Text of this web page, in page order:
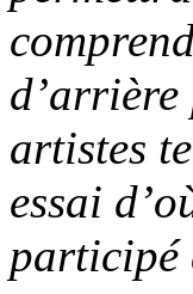
artistes
essai
participé